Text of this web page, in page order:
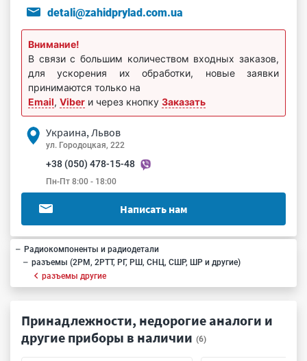
detali@zahidprylad.com.ua
Внимание!
В связи с большим количеством входных заказов,
для ускорения их обработки, новые заявки
принимаются только на
Email, Viber и через кнопку Заказать
Украина, Львов
ул. Городоцкая, 222
+38 (050) 478-15-48
Пн-Пт 8:00 - 18:00
Написать нам
Радиокомпоненты и радиодетали
разъемы (2РМ, 2РТТ, РГ, РШ, СНЦ, СШР, ШР и другие)
разъемы другие
Принадлежности, недорогие аналоги и
другие приборы в наличии (6)